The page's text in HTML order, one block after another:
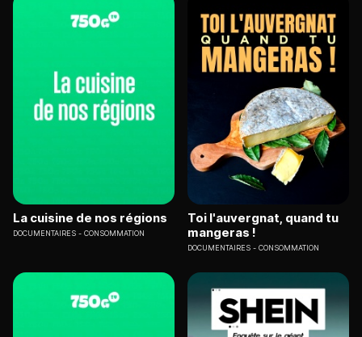
La cuisine de nos régions
DOCUMENTAIRES CONSOMMATION
Toi l'auvergnat, quand tu
mangeras !
DOCUMENTAIRES CONSOMMATION